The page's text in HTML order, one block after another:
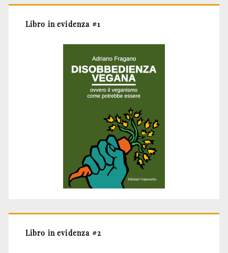
Libro in evidenza #1
Libro in evidenza #2